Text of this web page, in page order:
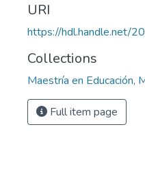
URI
https://hdl.handle.net/
Collections
Maestría en Educación,
Full item page